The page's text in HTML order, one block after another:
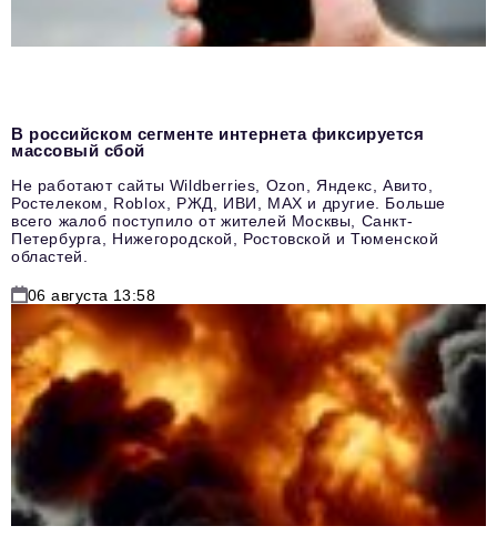
В российском сегменте интернета фиксируется
массовый сбой
Не работают сайты Wildberries, Ozon, Яндекс, Авито,
Ростелеком, Roblox, РЖД, ИВИ, MAX и другие. Больше
всего жалоб поступило от жителей Москвы, Санкт-
Петербурга, Нижегородской, Ростовской и Тюменской
областей.
06 августа 13:58